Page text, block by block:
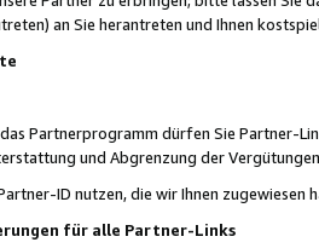
an Sie herantreten und Ihnen
Partnerprogramm dürfen Sie Partner-
und Abgrenzung der
ID nutzen, die wir Ihnen zugewiesen
für alle Partner-Links